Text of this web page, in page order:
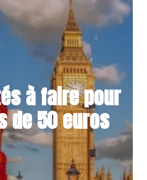
à faire pour
de 50 euros